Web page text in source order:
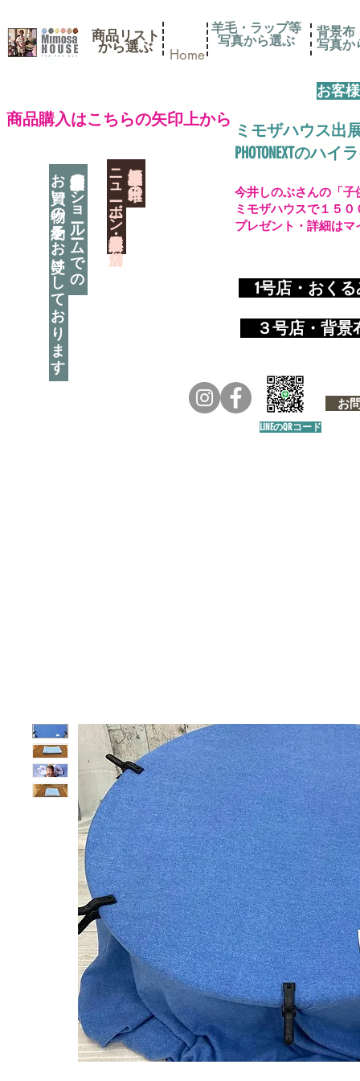
商品リスト
​から選ぶ Home
​商品購入はこちらの矢印上から
神奈川県相模原市に日本唯一の
​ニューボーン撮影用小道具店・３店舗
羊毛・ラップ等
写真から選ぶ
背景布
写真か
お客
ミモザハウス出
PHOTONEXTのハ
神奈川県相模原市のショールームでの
お買い物の予約をお受けしております 1号店・おく
​ ３号店・背
お
今井しのぶさんの「
ミモザハウスで１５
プレゼント・詳細は
LINEのQRコード